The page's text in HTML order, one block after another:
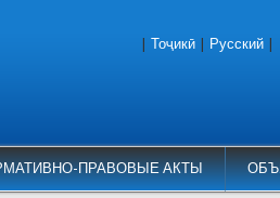
ПРАВОВЫЕ АКТЫ
Тоҷикӣ Русский